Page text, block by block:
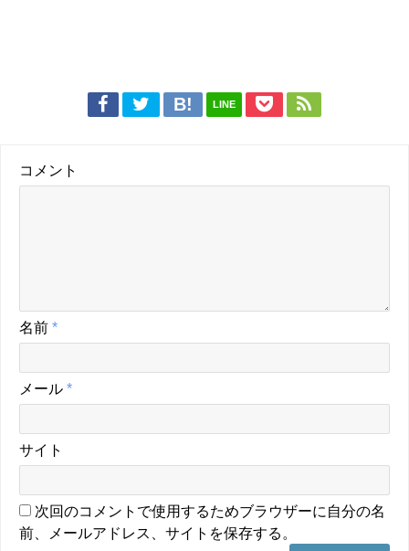
LINE
コメント
名前 *
メール *
サイト
次回のコメントで使用するためブラウザーに自分の名
前、メールアドレス、サイトを保存する。